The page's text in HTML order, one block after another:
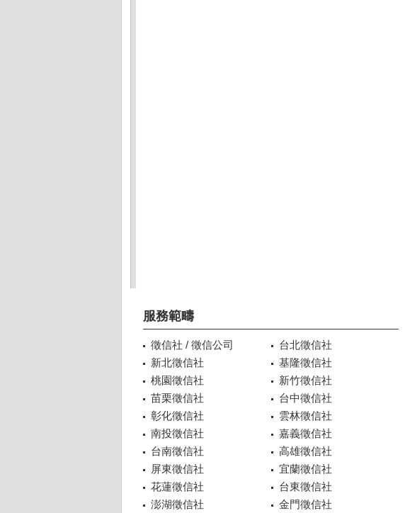
服務範疇
徵信社 / 徵信公司
台北徵信社
新北徵信社
基隆徵信社
桃園徵信社
新竹徵信社
苗栗徵信社
台中徵信社
彰化徵信社
雲林徵信社
南投徵信社
嘉義徵信社
台南徵信社
高雄徵信社
屏東徵信社
宜蘭徵信社
花蓮徵信社
台東徵信社
澎湖徵信社
金門徵信社